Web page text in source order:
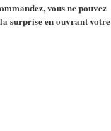
vous ne pouvez
surprise en ouvrant votre